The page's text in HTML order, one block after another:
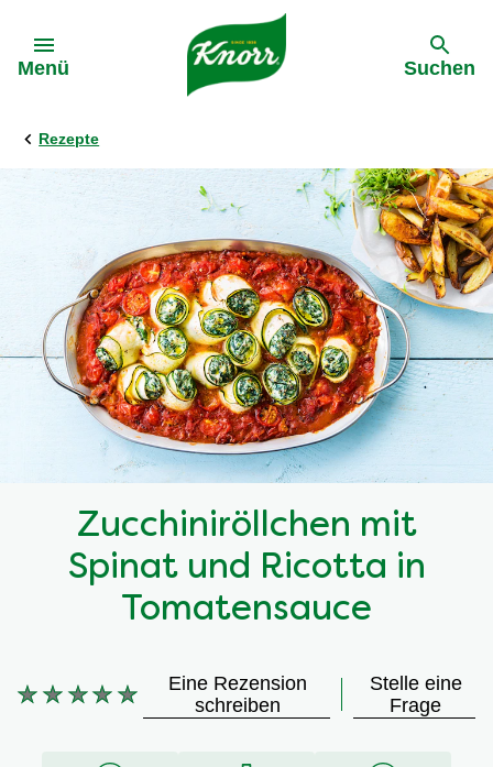
Menü Suchen
Rezepte
Zucchiniröllchen mit
Spinat und Ricotta in
Tomatensauce
Keine
Eine Rezension
schreiben
Stelle eine
Frage